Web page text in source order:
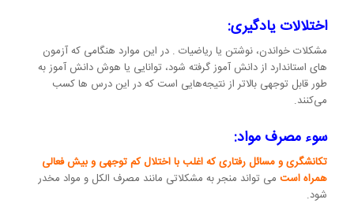
اختلالات یادگیری:
مشکلات خواندن، نوشتن یا ریاضیات . در این موارد هنگامی که آزمون
های استاندارد از دانش آموز گرفته شود، توانایی یا هوش دانش آموز به
طور قابل توجهی بالاتر از نتیجه‌هایی است که در این درس ها کسب
می‌کنند.
سوء مصرف مواد:
تکانشگری و مسائل رفتاری که اغلب با اختلال کم توجهی و بیش فعالی
همراه استمی تواند منجر به مشکلاتی مانند مصرف الکل و مواد مخدر
شود.